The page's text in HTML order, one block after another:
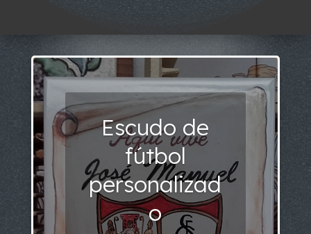
Escudo de
fútbol
personalizad
o